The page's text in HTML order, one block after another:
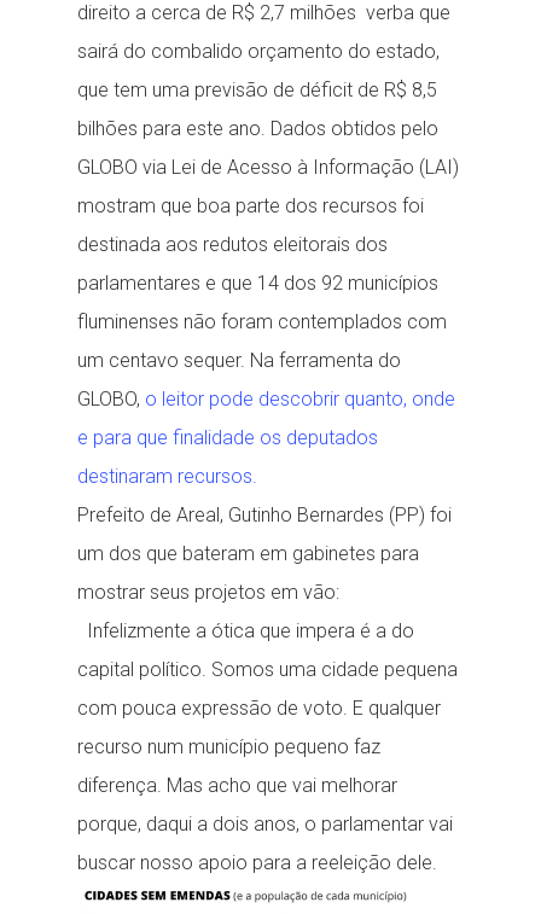
direito a cerca de R$ 2,7 milhões verba que
sairá do combalido orçamento do estado,
que tem uma previsão de déficit de R$ 8,5
bilhões para este ano. Dados obtidos pelo
GLOBO via Lei de Acesso à Informação (LAI)
mostram que boa parte dos recursos foi
destinada aos redutos eleitorais dos
parlamentares e que 14 dos 92 municípios
fluminenses não foram contemplados com
um centavo sequer. Na ferramenta do
GLOBO, o leitor pode descobrir quanto, onde
e para que finalidade os deputados
destinaram recursos.
Prefeito de Areal, Gutinho Bernardes (PP) foi
um dos que bateram em gabinetes para
mostrar seus projetos em vão:
Infelizmente a ótica que impera é a do
capital político. Somos uma cidade pequena
com pouca expressão de voto. E qualquer
recurso num município pequeno faz
diferença. Mas acho que vai melhorar
porque, daqui a dois anos, o parlamentar vai
buscar nosso apoio para a reeleição dele.